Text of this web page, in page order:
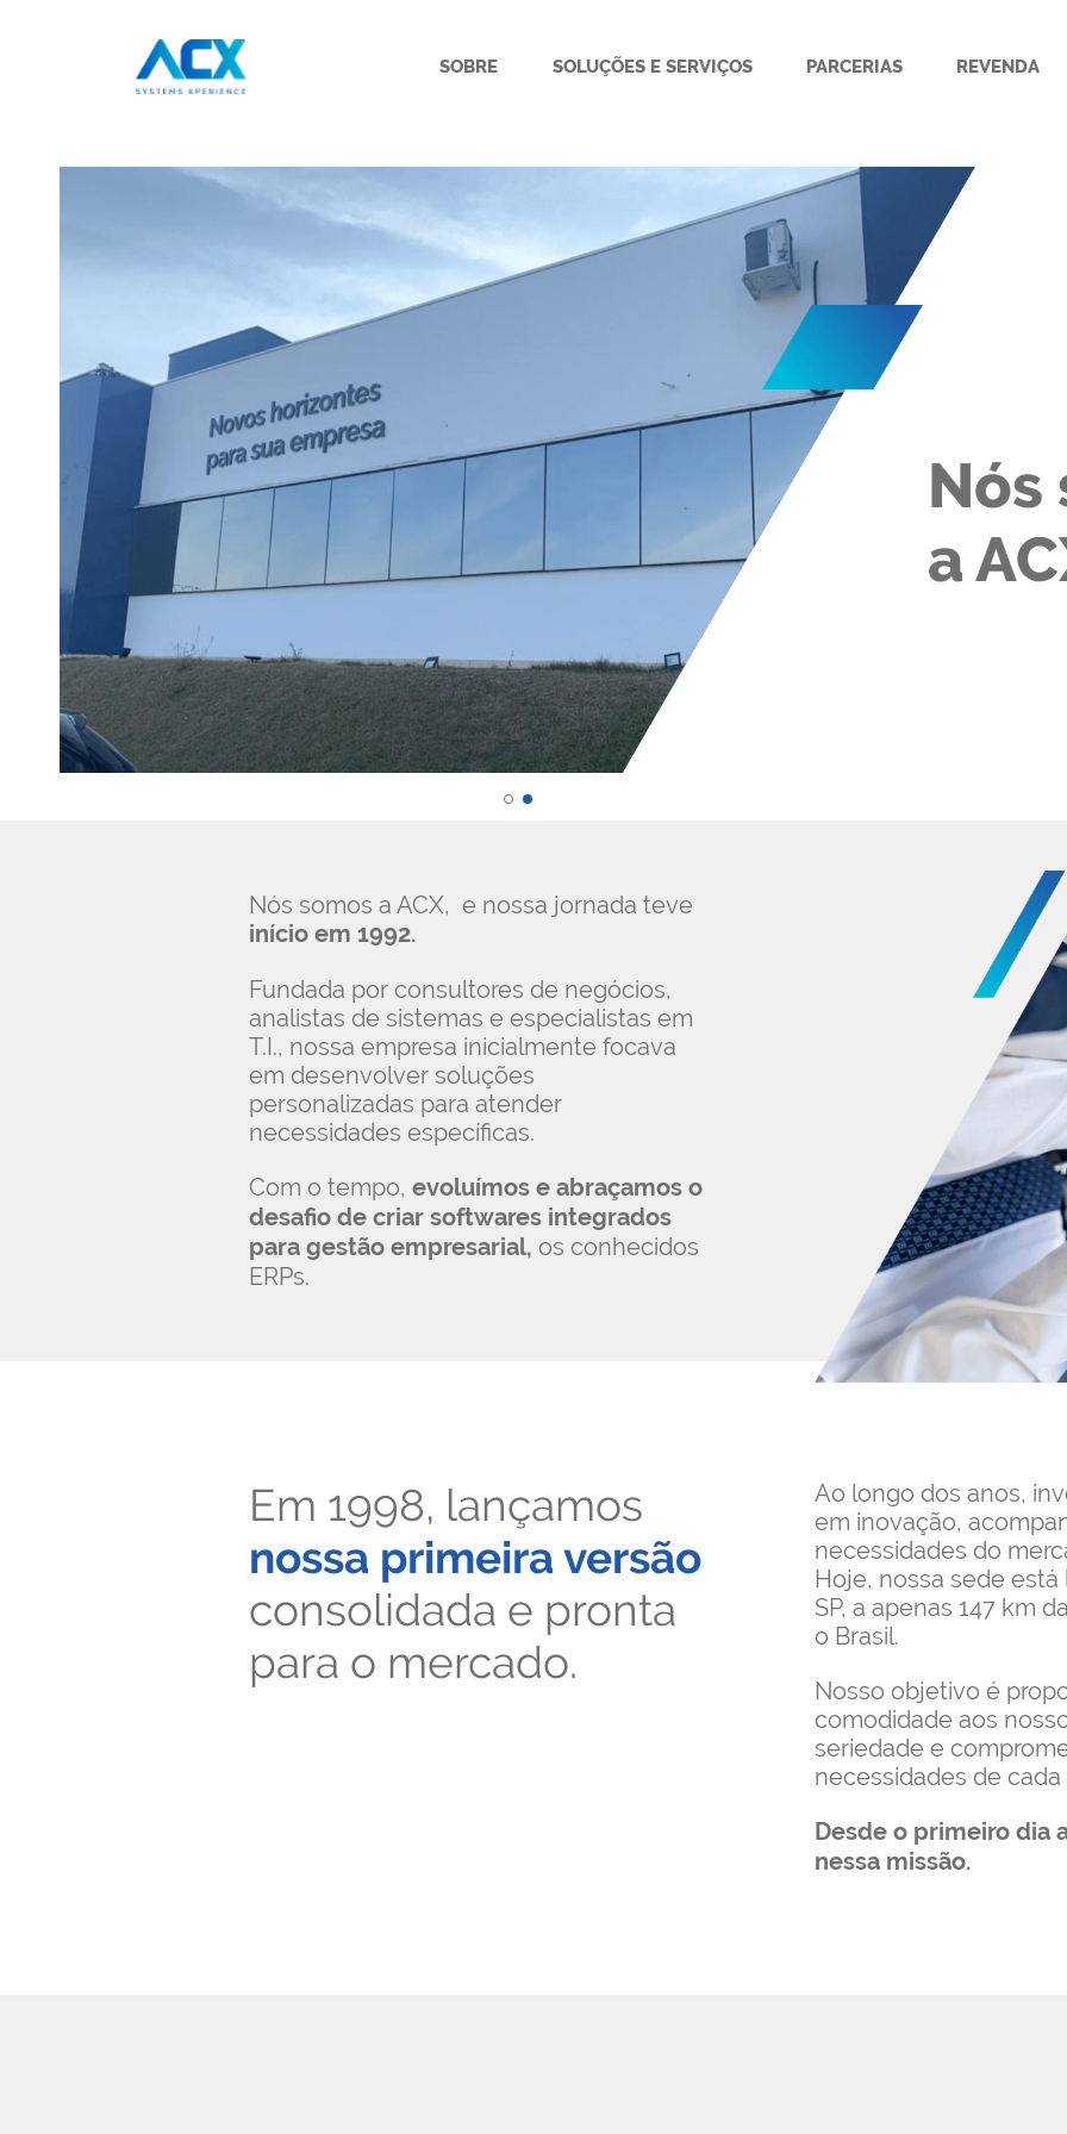
SOBRE SOLUÇÕES E SERVIÇOS PARCERIAS REVENDA
Nós
a
Nós somos a ACX, e nossa jornada teve
início em 1992.
Fundada por consultores de negócios,
analistas de sistemas e especialistas em
T.I., nossa empresa inicialmente focava
em desenvolver soluções
personalizadas para atender
necessidades específicas.
Com o tempo, evoluímos e abraçamos o
desafio de criar softwares integrados
para gestão empresarial, os conhecidos
ERPs.
Em 1998, lançamos
nossa primeira versão
consolidada e pronta
para o mercado.
Ao longo dos anos,
em inovação,
necessidades do
Hoje, nossa sede
SP, a apenas 147 km
o Brasil.
Nosso objetivo é
comodidade aos
seriedade e
necessidades de
Desde o primeiro dia
nessa missão.